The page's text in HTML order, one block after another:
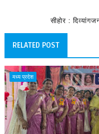
सीहोर :
RELATED POST
मध्य प्रदेश